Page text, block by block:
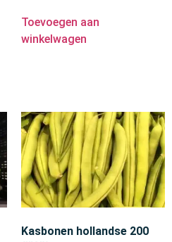
Toevoegen aan
winkelwagen
Kasbonen hollandse 200